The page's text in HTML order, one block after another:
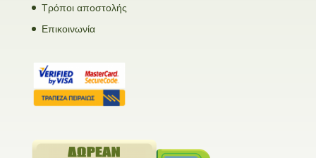
Τρόποι αποστολής
Επικοινωνία